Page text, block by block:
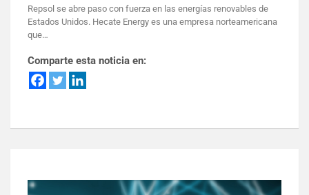
Repsol se abre paso con fuerza en las energías renovables de
Estados Unidos. Hecate Energy es una empresa norteamericana
que…
Comparte esta noticia en: